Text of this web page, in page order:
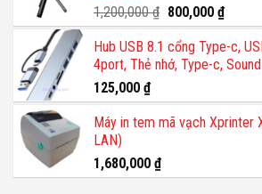
110,000
1,200,000₫ Giá
gốc
là:
1,200,000 ₫.
800,000 ₫Giá
hiện
tại
là:
Hub USB 8.1 cổng Type-c,
4port, Thẻ nhớ, Type-c, Sound
125,000 ₫
Máy in tem mã vạch Xprinter
LAN)
1,680,000 ₫